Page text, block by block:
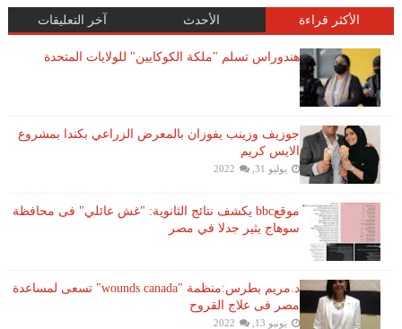
الأكثر قراءة الأحدث آخر التعليقات
هندوراس تسلم "ملكة الكوكايين" للولايات المتحدة
جوزيف وزينب يفوزان بالمعرض الزراعي بكندا بمشروع
الايس كريم
يوليو 31, 2022
موقعbbc يكشف نتائج الثانوية: "غش عائلي" فى محافظة
سوهاج يثير جدلا في مصر
د.مريم بطرس:منظمة "wounds canada" تسعى لمساعدة
مصر فى علاج القروح
يونيو 13, 2022